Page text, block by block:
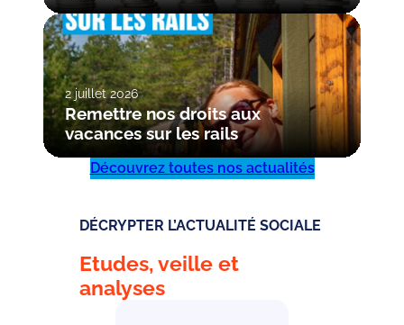
2 juillet 2026
Remettre nos droits aux
vacances sur les rails
Découvrez toutes nos actualités
DÉCRYPTER L’ACTUALITÉ SOCIALE
Etudes, veille et
analyses